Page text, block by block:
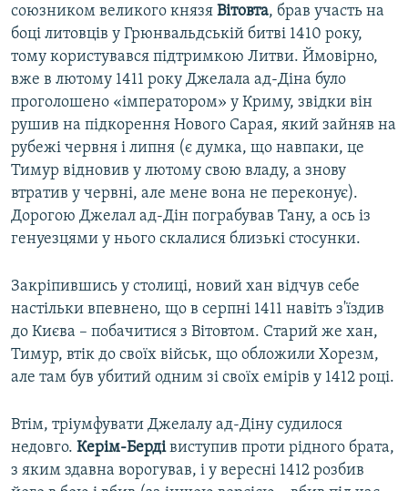
союзником великого князя Вітовта, брав участь на
боці литовців у Грюнвальдській битві 1410 року,
тому користувався підтримкою Литви. Ймовірно,
вже в лютому 1411 року Джелала ад-Діна було
проголошено «імператором» у Криму, звідки він
рушив на підкорення Нового Сарая, який зайняв на
рубежі червня і липня (є думка, що навпаки, це
Тимур відновив у лютому свою владу, а знову
втратив у червні, але мене вона не переконує).
Дорогою Джелал ад-Дін пограбував Тану, а ось із
генуезцями у нього склалися близькі стосунки.
Закріпившись у столиці, новий хан відчув себе
настільки впевнено, що в серпні 1411 навіть з'їздив
до Києва – побачитися з Вітовтом. Старий же хан,
Тимур, втік до своїх військ, що обложили Хорезм,
але там був убитий одним зі своїх емірів у 1412 році.
Втім, тріумфувати Джелалу ад-Діну судилося
недовго. Керім-Бердівиступив проти рідного брата,
з яким здавна ворогував, і у вересні 1412 розбив